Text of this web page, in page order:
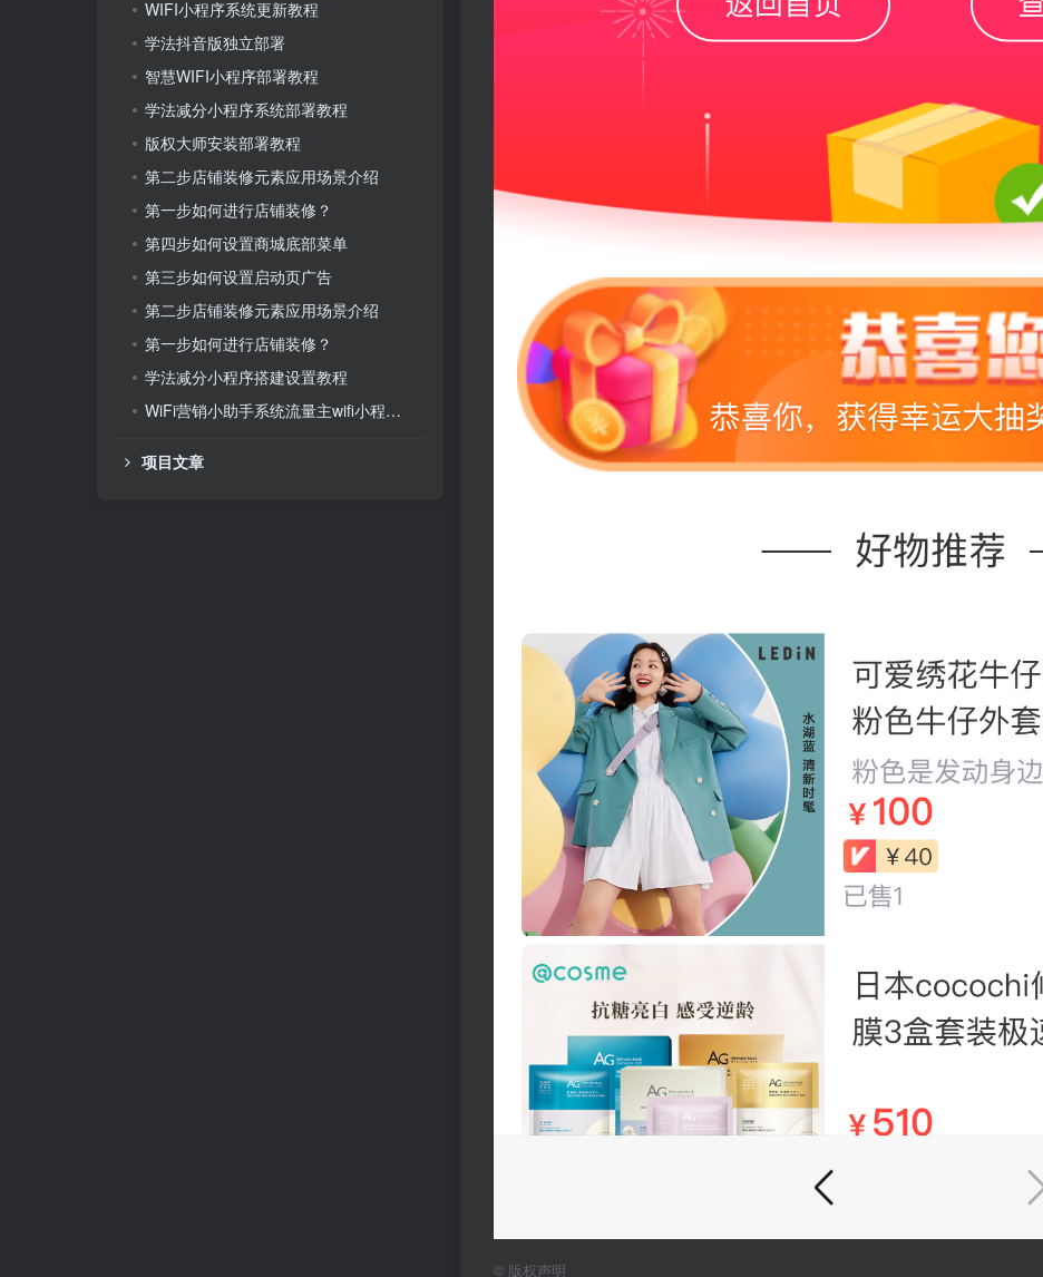
© 版权声明
WIFI小程序系统更新教程
学法抖音版独立部署
智慧WIFI小程序部署教程
学法减分小程序系统部署教程
版权大师安装部署教程
第二步店铺装修元素应用场景介绍
第一步如何进行店铺装修？
第四步如何设置商城底部菜单
第三步如何设置启动页广告
第二步店铺装修元素应用场景介绍
第一步如何进行店铺装修？
学法减分小程序搭建设置教程
WiFi营销小助手系统流量主wifi小程序搭建设置教程
项目文章